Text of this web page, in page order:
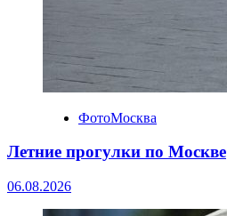
ФотоМосква
Летние прогулки по Москве
06.08.2026